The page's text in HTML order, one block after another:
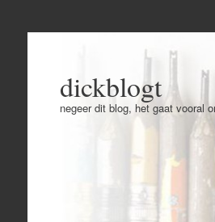
dickblogt
negeer dit blog, het gaat vooral